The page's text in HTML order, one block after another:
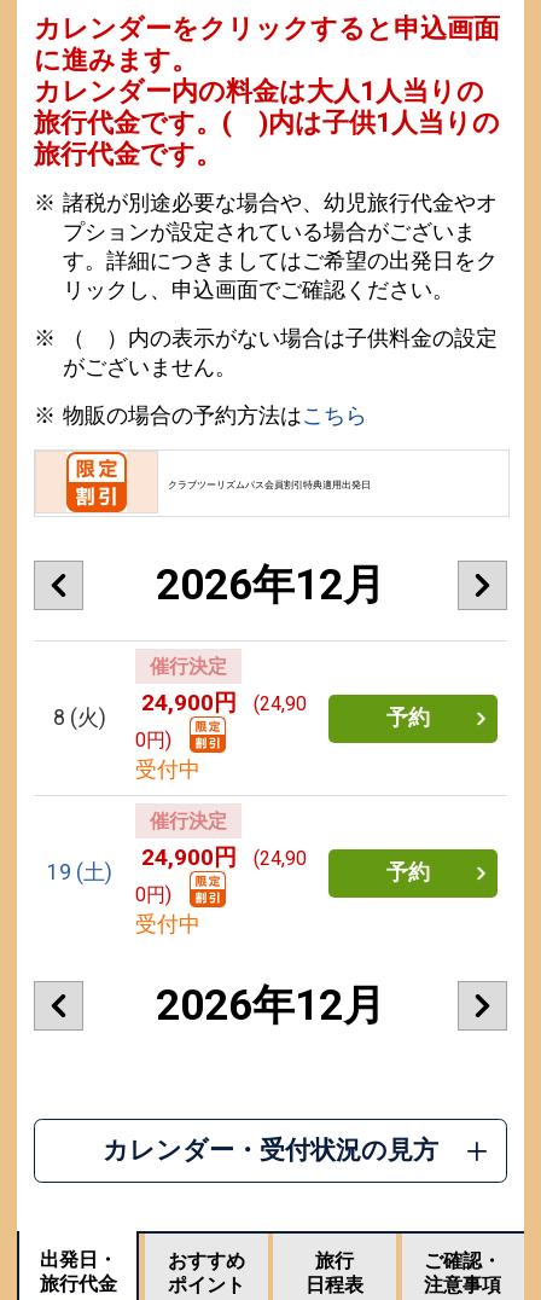
カレンダーをクリックすると申込画面
に進みます。
カレンダー内の料金は大人1人当りの
旅行代金です。 ( )内は子供1人当りの
旅行代金です。
諸税が別途必要な場合や、幼児旅行代金やオ
プションが設定されている場合がございま
す。詳細につきましてはご希望の出発日をク
リックし、申込画面でご確認ください。
（ ）内の表示がない場合は子供料金の設定
がございません。
物販の場合の予約方法はこちら
クラブツーリズムパス会員割引特典適用出発日
2026年12月
8 (火)
催行決定
24,900円
(24,90
0円)
受付中
予約
19 (土)
催行決定
24,900円
(24,90
0円)
受付中
予約
2026年12月
カレンダー・受付状況の見方
出発日・
旅行代金
おすすめ
ポイント
旅行
日程表
ご確認・
注意事項